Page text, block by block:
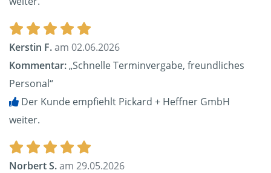
Kerstin F.am 02.06.2026
Kommentar:„Schnelle Terminvergabe, freundliches
Personal“
Der Kunde empfiehlt Pickard + Heffner GmbH
weiter.
Norbert S.am 29.05.2026